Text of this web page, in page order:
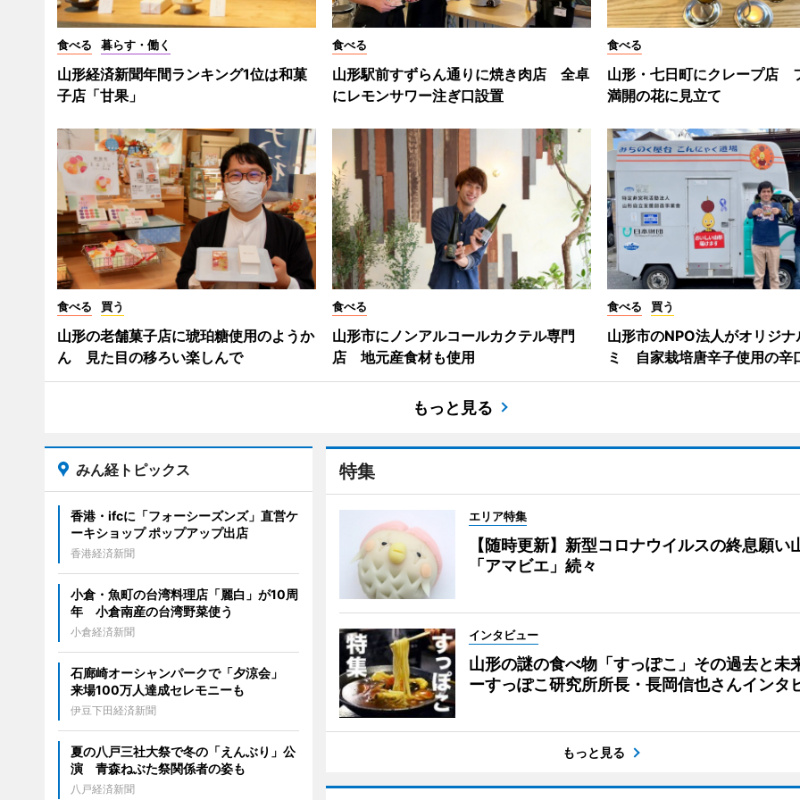
食べる 暮らす・働く
山形経済新聞年間ランキング1位は和菓
子店「甘果」
食べる
山形駅前すずらん通りに焼き肉店 全卓
にレモンサワー注ぎ口設置
食べる
山形・七日町にクレープ店
満開の花に見立て
食べる 買う
山形の老舗菓子店に琥珀糖使用のようか
ん 見た目の移ろい楽しんで
食べる
山形市にノンアルコールカクテル専門
店 地元産食材も使用
食べる 買う
山形市のNPO法人がオリジナ
ミ 自家栽培唐辛子使用の辛
もっと見る
特集
エリア特集
【随時更新】新型コロナウイルスの終息願い
「アマビエ」続々
インタビュー
山形の謎の食べ物「すっぽこ」その過去と未
ーすっぽこ研究所所長・長岡信也さんインタ
もっと見る
みん経トピックス
香港・ifcに「フォーシーズンズ」直営ケ
ーキショップ ポップアップ出店
香港経済新聞
小倉・魚町の台湾料理店「麗白」が10周
年 小倉南産の台湾野菜使う
小倉経済新聞
石廊崎オーシャンパークで「夕涼会」
来場100万人達成セレモニーも
伊豆下田経済新聞
夏の八戸三社大祭で冬の「えんぶり」公
演 青森ねぶた祭関係者の姿も
八戸経済新聞